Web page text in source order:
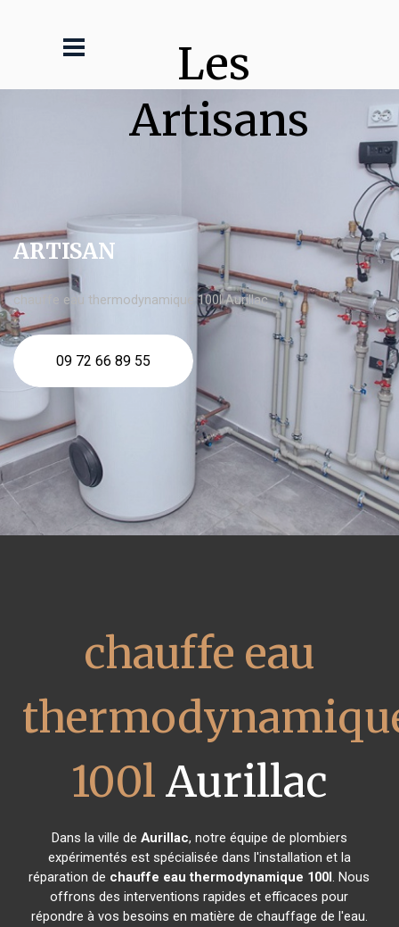
Les
Artisans
ARTISAN
chauffe eau thermodynamique 100l Aurillac
09 72 66 89 55
chauffe eau
100l Aurillac
Dans la ville de Aurillac, notre équipe de plombiers
expérimentés est spécialisée dans l'installation et la
réparation de chauffe eau thermodynamique 100l. Nous
offrons des interventions rapides et efficaces pour
répondre à vos besoins en matière de chauffage de l'eau.